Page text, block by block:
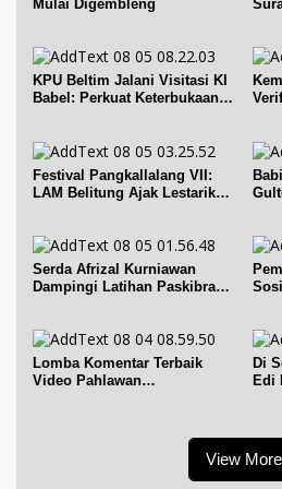
Mulai Digembleng
KPU Beltim Jalani Visitasi KI
Babel: Perkuat Keterbukaan
Festival Pangkallalang VII:
LAM Belitung Ajak Lestarikan
Serda Afrizal Kurniawan
Dampingi Latihan Paskibra
Lomba Komentar Terbaik
Video Pahlawan
Di
Edi
View More